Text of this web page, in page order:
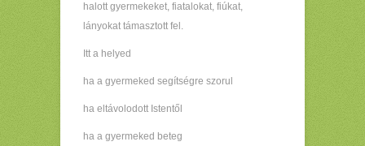
halott gyermekeket, fiatalokat, fiúkat,
lányokat támasztott fel.
Itt a helyed
ha a gyermeked segítségre szorul
ha eltávolodott Istentől
ha a gyermeked beteg